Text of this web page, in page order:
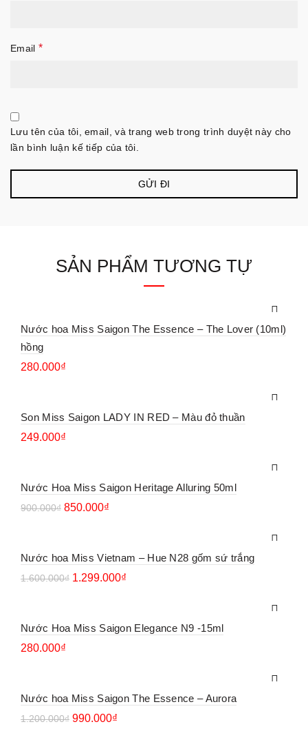
Email *
Lưu tên của tôi, email, và trang web trong trình duyệt này cho
lần bình luận kế tiếp của tôi.
SẢN PHẨM TƯƠNG TỰ
Nước hoa Miss Saigon The Essence – The Lover (10ml)
hồng
280.000₫
Son Miss Saigon LADY IN RED – Màu đỏ thuần
249.000₫
Nước Hoa Miss Saigon Heritage Alluring 50ml
900.000₫ 850.000₫
Nước hoa Miss Vietnam – Hue N28 gốm sứ trắng
1.600.000₫ 1.299.000₫
Nước Hoa Miss Saigon Elegance N9 -15ml
280.000₫
Nước hoa Miss Saigon The Essence – Aurora
1.200.000₫ 990.000₫